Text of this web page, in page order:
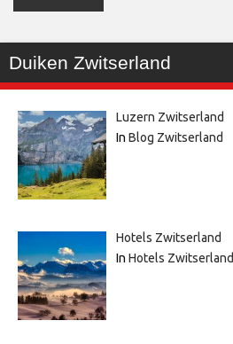
Duiken Zwitserland
Luzern Zwitserland
In Blog Zwitserland
Hotels Zwitserland
In Hotels Zwitserland